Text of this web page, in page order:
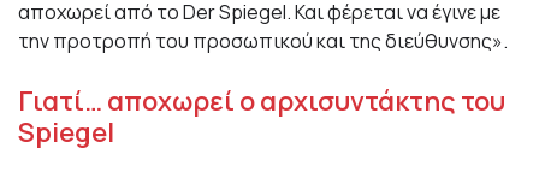
αποχωρεί από το Der Spiegel. Και φέρεται να έγινε με
την προτροπή του προσωπικού και της διεύθυνσης».
Γιατί… αποχωρεί ο αρχισυντάκτης του
Spiegel